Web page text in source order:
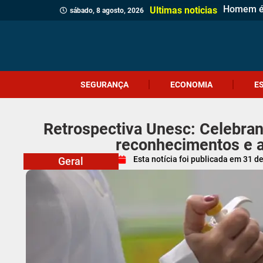
sábado, 8 agosto, 2026 Ultimas noticias Homem
Casa de
Gol
Polícia
Polícia
Sábado
Homem
Prouni
Ciclone-
Jovem
Câmara
Meninas
Projeto
SEGURANÇA ECONOMIA
Retrospectiva Unesc:
reconhecimentos e
Geral Esta notícia foi publicada em 31